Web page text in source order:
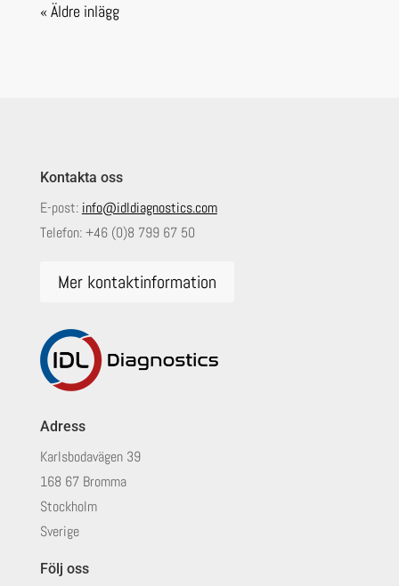
« Äldre inlägg
Kontakta oss
E-post: info@idldiagnostics.com
Telefon:+46 (0)8 799 67 50
Mer kontaktinformation
Adress
Karlsbodavägen 39
168 67 Bromma
Stockholm
Sverige
Följ oss